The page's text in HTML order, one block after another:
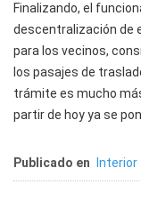
Finalizando, el
descentralización de
para los vecinos,
los pasajes de
trámite es mucho
partir de hoy ya se
Publicado en Interior